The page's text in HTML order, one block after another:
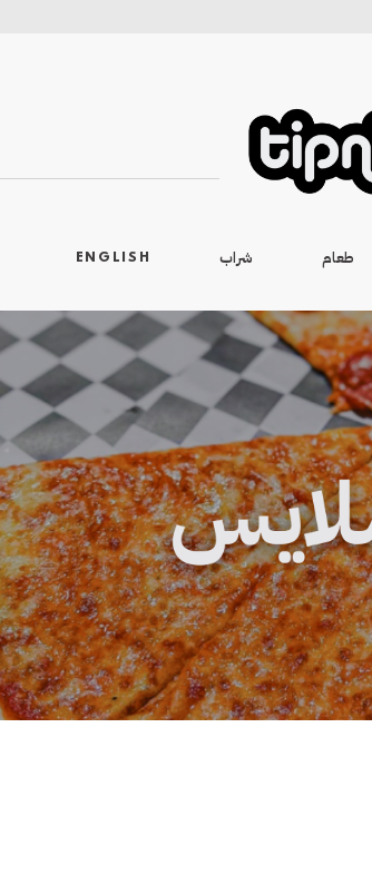
ENGLISH شراب طعام